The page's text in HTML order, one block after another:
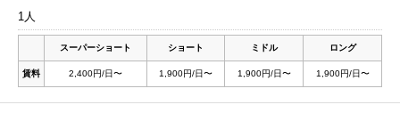
1人
スーパーショート ショート ミドル ロング
賃料 2,400円/日〜 1,900円/日〜 1,900円/日〜 1,900円/日〜